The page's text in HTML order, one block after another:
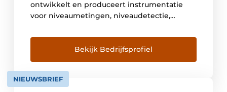
ontwikkelt en produceert instrumentatie
voor niveaumetingen, niveaudetectie,
besturingssystemen. Productie processen
worden tegenwoordig steeds complexer,
daarom is het belangrijk dat de
meettechnieken die worden gebruikt
worden ter controle en om de processen te
Bekijk Bedrijfsprofiel
NIEUWSBRIEF